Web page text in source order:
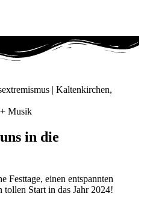
| Kaltenkirchen,
Musik
in die
Festtage, einen entspannten
tollen Start in das Jahr 2024!